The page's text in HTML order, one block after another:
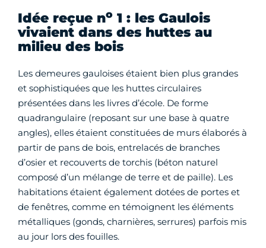
Idée reçue no 1 : les Gaulois
vivaient dans des huttes au
milieu des bois
Les demeures gauloises étaient bien plus grandes
et sophistiquées que les huttes circulaires
présentées dans les livres d’école. De forme
quadrangulaire (reposant sur une base à quatre
angles), elles étaient constituées de murs élaborés à
partir de pans de bois, entrelacés de branches
d’osier et recouverts de torchis (béton naturel
composé d’un mélange de terre et de paille). Les
habitations étaient également dotées de portes et
de fenêtres, comme en témoignent les éléments
métalliques (gonds, charnières, serrures) parfois mis
au jour lors des fouilles.